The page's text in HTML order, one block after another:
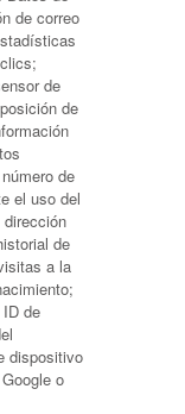
de correo
de
de
de
el uso del
de
a la
de
dispositivo
o